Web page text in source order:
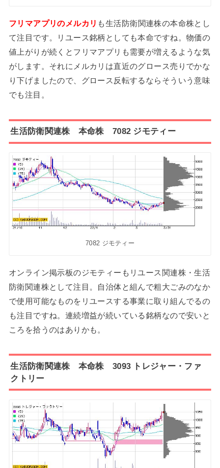
フリマアプリのメルカリ も生活防衛関連株の本命株とし
て注目です。リユース銘柄としても本命ですね。物価の
値上がりが続くとフリマアプリも需要が増えるような気
がします。それにメルカリは直近のグロース売りでかな
り下げましたので、グロース反転するならそういう意味
でも注目。
生活防衛関連株 本命株 7082 ジモティー
7082 ジモティー
オンライン掲示板のジモティーもリユース関連株・生活
防衛関連株として注目。自治体と組んで粗大ごみのなか
で使用可能なものをリユースする事業に取り組んでるの
も注目ですね。連続増益が続いている銘柄なので安いと
ころを拾うのはありかも。
生活防衛関連株 本命株 3093 トレジャー・ファ
クトリー